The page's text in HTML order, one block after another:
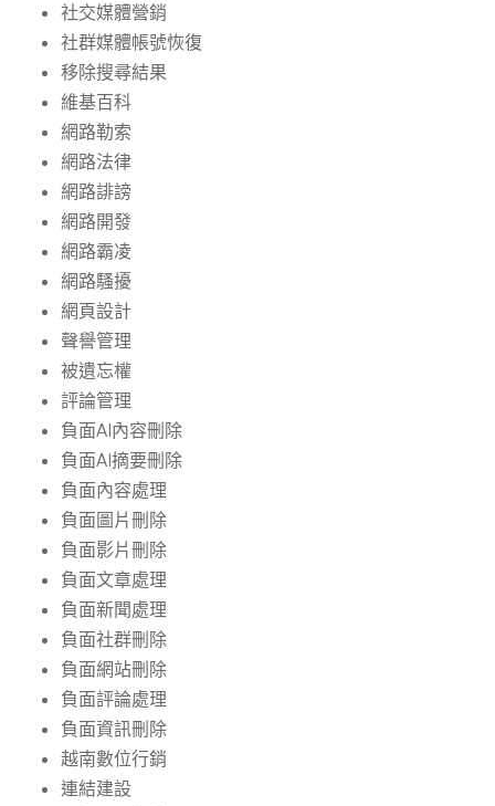
社交媒體營銷
社群媒體帳號恢復
移除搜尋結果
維基百科
網路勒索
網路法律
網路誹謗
網路開發
網路霸凌
網路騷擾
網頁設計
聲譽管理
被遺忘權
評論管理
負面AI內容刪除
負面AI摘要刪除
負面內容處理
負面圖片刪除
負面影片刪除
負面文章處理
負面新聞處理
負面社群刪除
負面網站刪除
負面評論處理
負面資訊刪除
越南數位行銷
連結建設